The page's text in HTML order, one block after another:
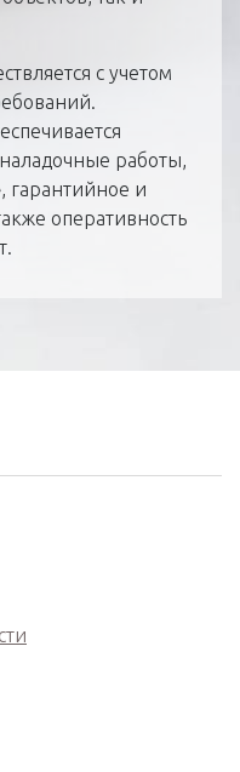
с учетом
работы,
гарантийное и
оперативность